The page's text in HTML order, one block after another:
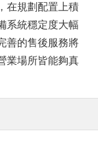
在規劃配置上積
系統穩定度大幅
善的售後服務將
業場所皆能夠真